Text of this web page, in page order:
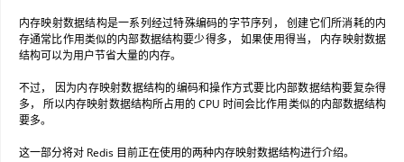
内存映射数据结构是一系列经过特殊编码的字节序列， 创建它们所消耗的内
存通常比作用类似的内部数据结构要少得多， 如果使用得当， 内存映射数据
结构可以为用户节省大量的内存。
不过， 因为内存映射数据结构的编码和操作方式要比内部数据结构要复杂得
多， 所以内存映射数据结构所占用的 CPU 时间会比作用类似的内部数据结构
要多。
这一部分将对 Redis 目前正在使用的两种内存映射数据结构进行介绍。